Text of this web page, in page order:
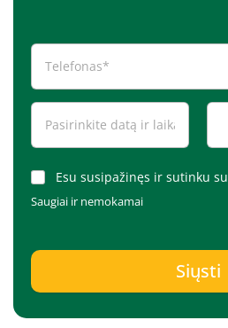
Esu susipažinęs ir sutinku su
Saugiai ir nemokamai
Siųsti